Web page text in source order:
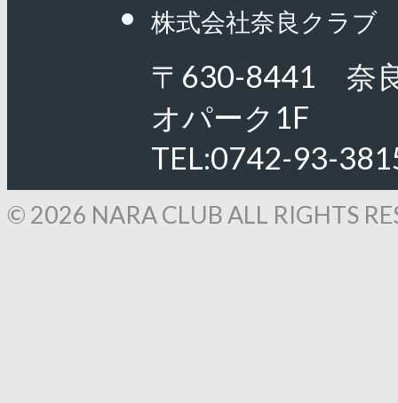
株式会社奈良クラブ
〒630-8441 奈
オパーク1F
TEL:0742-93-
© 2026 NARA CLUB ALL RIGHTS